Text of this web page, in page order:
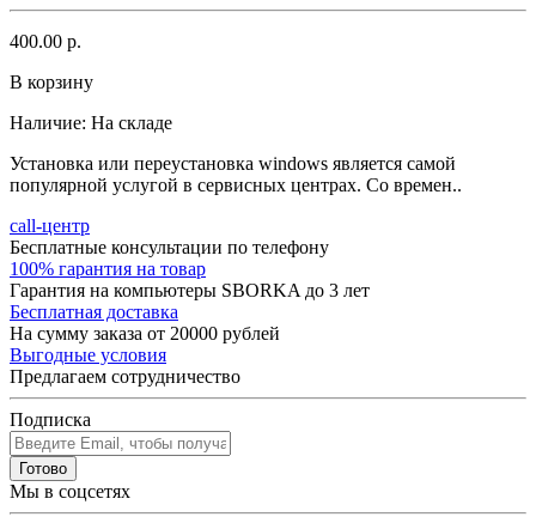
400.00 р.
В корзину
Наличие: На складе
Установка или переустановка windows является самой
популярной услугой в сервисных центрах. Со времен..
call-центр
Бесплатные консультации по телефону
100% гарантия на товар
Гарантия на компьютеры SBORKA до 3 лет
Бесплатная доставка
На сумму заказа от 20000 рублей
Выгодные условия
Предлагаем сотрудничество
Подписка
Готово
Мы в соцсетях